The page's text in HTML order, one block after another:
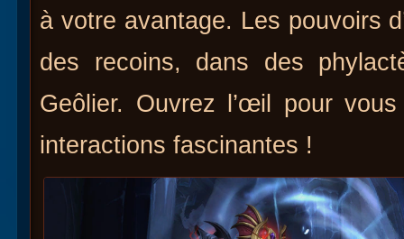
à votre avantage. Les pouvoirs
des recoins, dans des
Geôlier. Ouvrez l’œil pour
interactions fascinantes !